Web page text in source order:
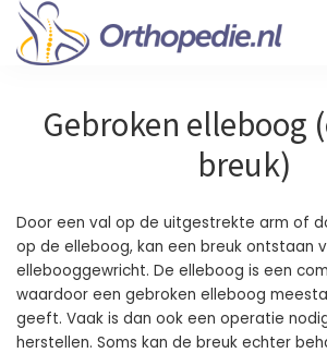
Gebroken elleboog
breuk)
Door een val op de uitgestrekte arm of
op de elleboog, kan een breuk ontstaan
ellebooggewricht. De elleboog is een
waardoor een gebroken elleboog
geeft. Vaak is dan ook een operatie
herstellen. Soms kan de breuk echter